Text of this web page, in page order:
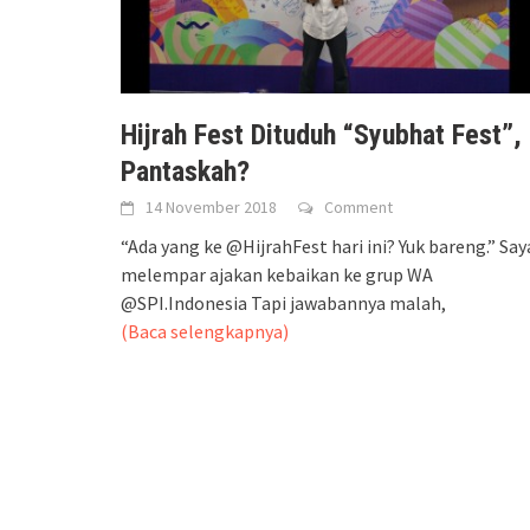
Hijrah Fest Dituduh “Syubhat Fest”,
Pantaskah?
14 November 2018 Comment
“Ada yang ke @HijrahFest hari ini? Yuk bareng.”
melempar ajakan kebaikan ke grup WA
@SPI.Indonesia Tapi jawabannya malah,
(Baca selengkapnya)